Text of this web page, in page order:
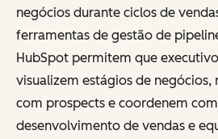
negócios durante ciclos de
ferramentas de gestão de
HubSpot permitem que
visualizem estágios de negócios,
com prospects e coordenem
desenvolvimento de vendas e